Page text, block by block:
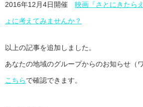
2016年12月4日開催 映画『さとにきたら
ょに考えてみませんか？
以上の記事を追加しました。
あなたの地域のグループからのお知らせ（
こちらで確認できます。